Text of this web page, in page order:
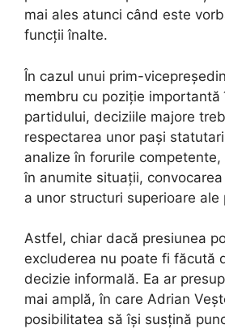
mai ales atunci când este
funcții înalte.
În cazul unui prim-
membru cu poziție importantă
partidului, deciziile majore
respectarea unor pași
analize în forurile
în anumite situații,
a unor structuri superioare ale
Astfel, chiar dacă presiunea
excluderea nu poate fi făcută
decizie informală. Ea ar
mai amplă, în care Adrian
posibilitatea să își susțină